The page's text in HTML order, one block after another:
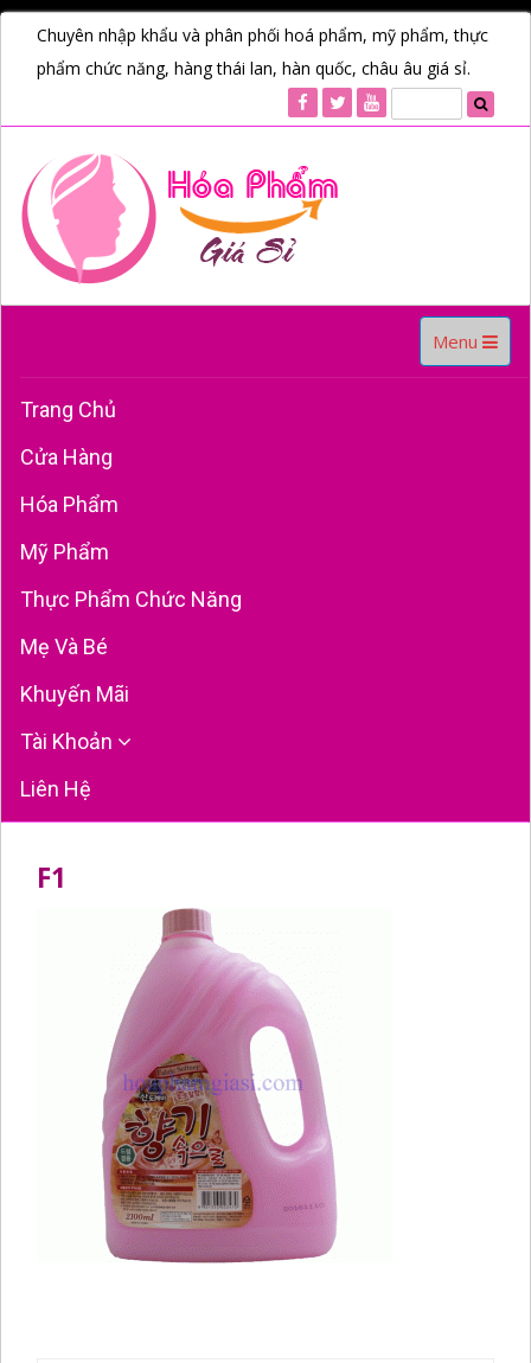
Chuyên nhập khẩu và phân phối hoá phẩm, mỹ phẩm, thực
phẩm chức năng, hàng thái lan, hàn quốc, châu âu giá sỉ.
Toggle
navigation
Menu
Trang Chủ
Cửa Hàng
Hóa Phẩm
Mỹ Phẩm
Thực Phẩm Chức Năng
Mẹ Và Bé
Khuyến Mãi
Tài Khoản
Liên Hệ
F1